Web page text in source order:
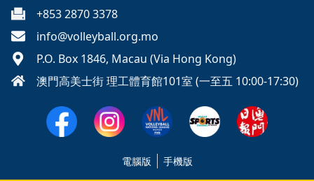
+853 2870 3378
info@volleyball.org.mo
P.O. Box 1846, Macau (Via Hong Kong)
澳門高美士街 理工體育館101室 (一至五 10:00-17:30)
電腦版 手機版